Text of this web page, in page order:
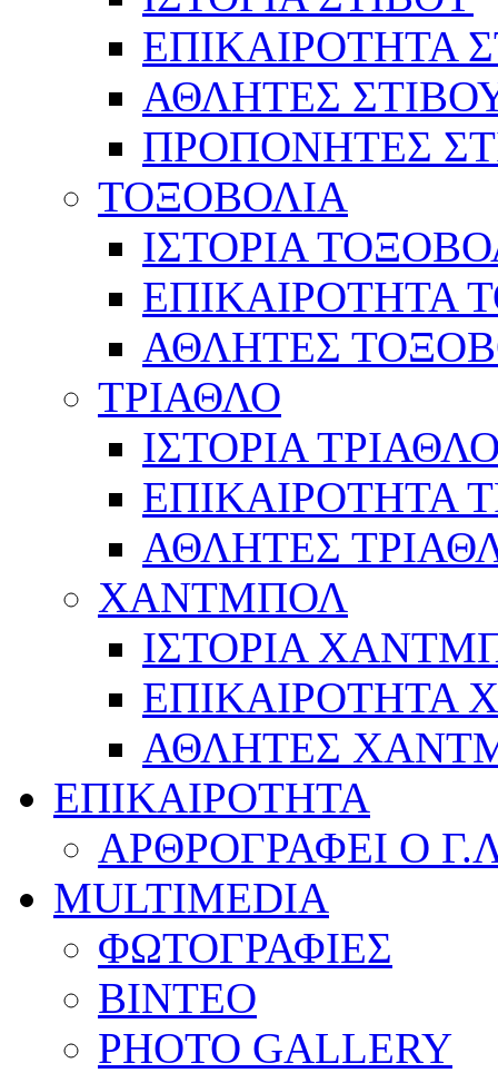
ΕΠΙΚΑΙΡΟΤΗΤΑ
ΑΘΛΗΤΕΣ
ΠΡΟΠΟΝΗΤΕΣ
ΤΟΞΟΒΟΛΙΑ
ΙΣΤΟΡΙΑ
ΕΠΙΚΑΙΡΟΤΗΤΑ
ΑΘΛΗΤΕΣ
ΤΡΙΑΘΛΟ
ΙΣΤΟΡΙΑ
ΕΠΙΚΑΙΡΟΤΗΤΑ
ΑΘΛΗΤΕΣ
ΧΑΝΤΜΠΟΛ
ΙΣΤΟΡΙΑ
ΕΠΙΚΑΙΡΟΤΗΤΑ
ΑΘΛΗΤΕΣ
ΕΠΙΚΑΙΡΟΤΗΤΑ
ΑΡΘΡΟΓΡΑΦΕΙ Ο
MULTIMEDIA
ΦΩΤΟΓΡΑΦΙΕΣ
ΒΙΝΤΕΟ
PHOTO GALLERY